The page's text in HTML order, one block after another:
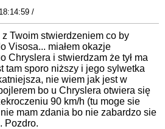
/
z Twoim stwierdzeniem co by
Visosa... miałem okazje
Chryslera i stwierdzam że tył ma
tam sporo niższy i jego sylwetka
nie wiem jak jest w
bo u Chryslera otwiera się
90 km/h (tu moge sie
mam zdania bo nie zabardzo sie
Pozdro.